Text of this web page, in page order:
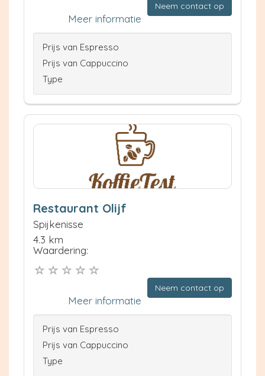
Neem contact op
Meer informatie
Prijs van Espresso
Prijs van Cappuccino
Type
Restaurant Olijf
Spijkenisse
4.3 km
Waardering:
Neem contact op
Meer informatie
Prijs van Espresso
Prijs van Cappuccino
Type